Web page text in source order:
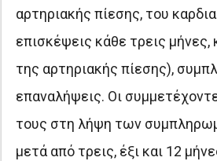
αρτηριακής πίεσης, του
επισκέψεις κάθε τρεις
της αρτηριακής πίεσης),
επαναλήψεις. Οι
τους στη λήψη των
μετά από τρεις, έξι και 12